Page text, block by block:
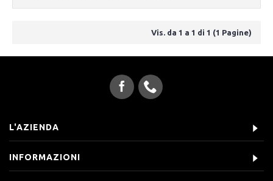
Vis. da 1 a 1 di 1 (1 Pagine)
L'AZIENDA
INFORMAZIONI